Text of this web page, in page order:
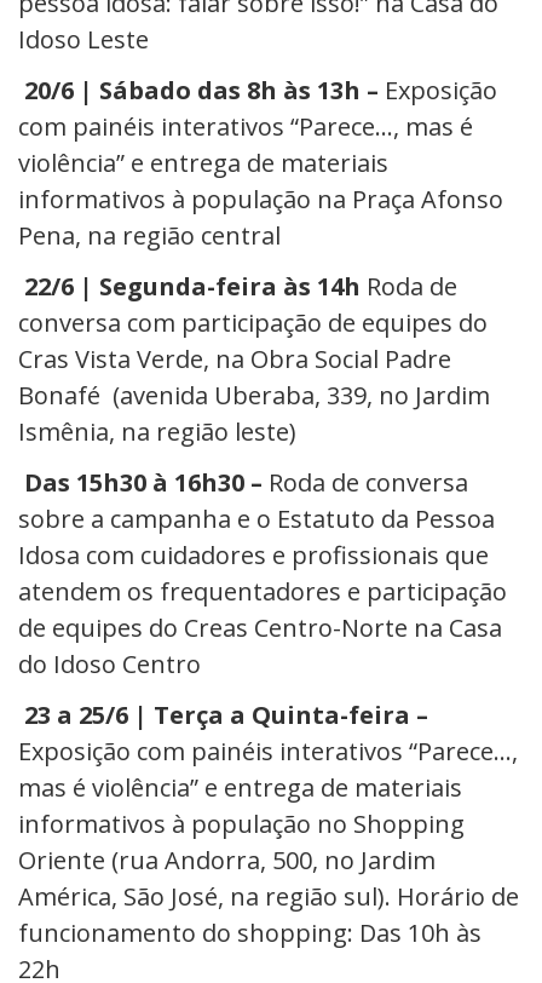
Idoso Leste
20/6 | Sábado das 8h às 13h – Exposição
com painéis interativos “Parece…, mas é
violência” e entrega de materiais
informativos à população na Praça Afonso
Pena, na região central
22/6 | Segunda-feira às 14h Roda de
conversa com participação de equipes do
Cras Vista Verde, na Obra Social Padre
Bonafé (avenida Uberaba, 339, no Jardim
Ismênia, na região leste)
Das 15h30 à 16h30 – Roda de conversa
sobre a campanha e o Estatuto da Pessoa
Idosa com cuidadores e profissionais que
atendem os frequentadores e participação
de equipes do Creas Centro-Norte na Casa
do Idoso Centro
23 a 25/6 | Terça a Quinta-feira –
Exposição com painéis interativos “Parece…,
mas é violência” e entrega de materiais
informativos à população no Shopping
Oriente (rua Andorra, 500, no Jardim
América, São José, na região sul). Horário de
funcionamento do shopping: Das 10h às
22h